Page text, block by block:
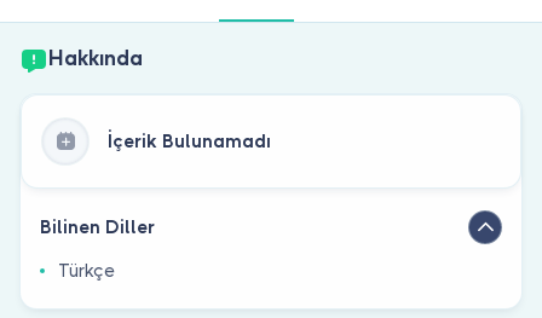
Hakkında
İçerik Bulunamadı
Bilinen Diller
Türkçe